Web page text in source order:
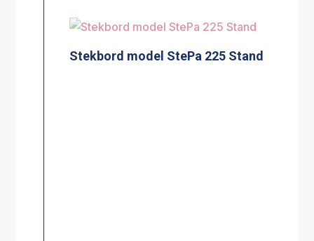
Stekbord model StePa 225 Stand